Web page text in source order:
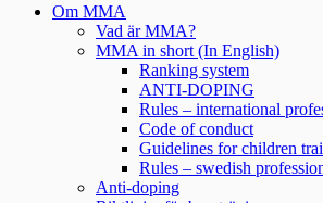
Om MMA
Vad är MMA?
MMA in short (In English)
Ranking system
ANTI-DOPING
Rules – international
Code of conduct
Guidelines for children
Rules – swedish
Anti-doping